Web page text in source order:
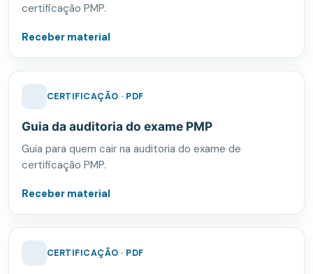
certificação PMP.
Receber material
CERTIFICAÇÃO · PDF
Guia da auditoria do exame PMP
Guia para quem cair na auditoria do exame de
certificação PMP.
Receber material
CERTIFICAÇÃO · PDF